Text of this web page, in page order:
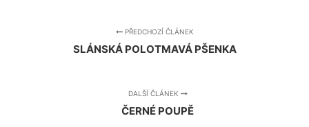
PŘEDCHOZÍ ČLÁNEK
SLÁNSKÁ POLOTMAVÁ PŠENKA
DALŠÍ ČLÁNEK
ČERNÉ POUPĚ